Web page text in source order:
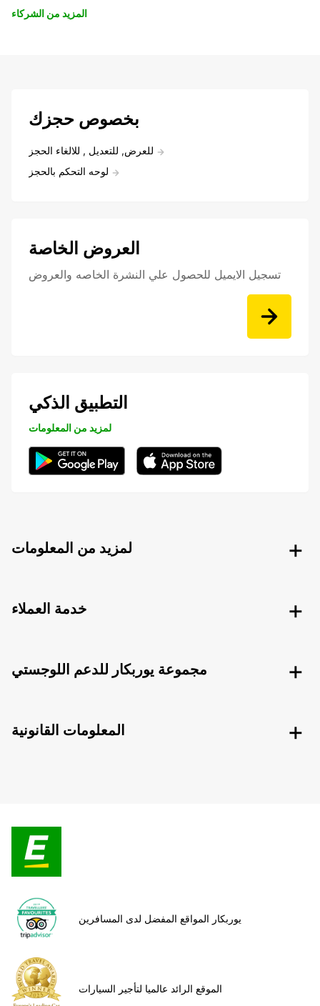
المزيد من الشركاء
بخصوص حجزك
للعرض, للتعديل , للالغاء الحجز
لوحه التحكم بالحجز
العروض الخاصة
تسجيل الايميل للحصول علي النشرة الخاصه والعروض
التطبيق الذكي
لمزيد من المعلومات
لمزيد من المعلومات
خدمة العملاء
مجموعة يوربكار للدعم اللوجستي
المعلومات القانونية
يوربكار المواقع المفضل لدى المسافرين
الموقع الرائد عالميا لتأجير السيارات